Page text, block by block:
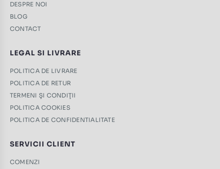
DESPRE NOI
BLOG
CONTACT
LEGAL SI LIVRARE
POLITICA DE LIVRARE
POLITICA DE RETUR
TERMENI ŞI CONDIŢII
POLITICA COOKIES
POLITICA DE CONFIDENTIALITATE
SERVICII CLIENT
COMENZI